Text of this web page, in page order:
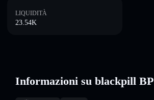
LIQUIDITÀ
23.54K
Informazioni su blackpill BP